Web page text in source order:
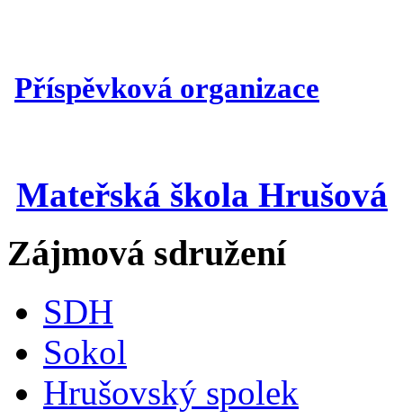
Příspěvková organizace
Mateřská škola Hrušová
Zájmová sdružení
SDH
Sokol
Hrušovský spolek